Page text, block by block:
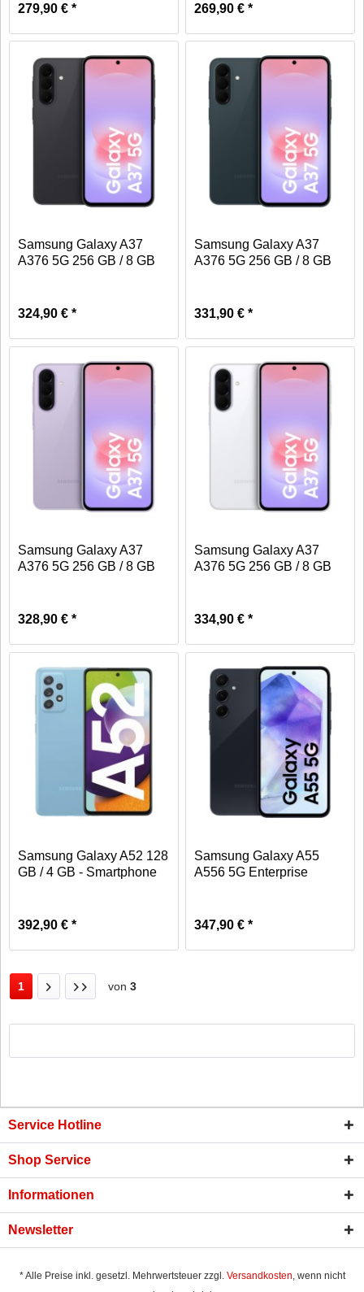
279,90 € * 269,90 € *
Samsung Galaxy A37
A376 5G 256 GB / 8 GB
324,90 € *
Samsung Galaxy A37
A376 5G 256 GB / 8 GB
331,90 € *
Samsung Galaxy A37
A376 5G 256 GB / 8 GB
328,90 € *
Samsung Galaxy A37
A376 5G 256 GB / 8 GB
334,90 € *
Samsung Galaxy A52 128
GB / 4 GB - Smartphone
392,90 € *
Samsung Galaxy A55
A556 5G Enterprise
347,90 € *
1 von 3
Service Hotline
Shop Service
Informationen
Newsletter
* Alle Preise inkl. gesetzl. Mehrwertsteuer zzgl. Versandkosten , wenn nicht